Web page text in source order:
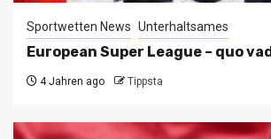
Sportwetten News Unterhaltsames
European Super League – quo
4 Jahren ago Tippsta